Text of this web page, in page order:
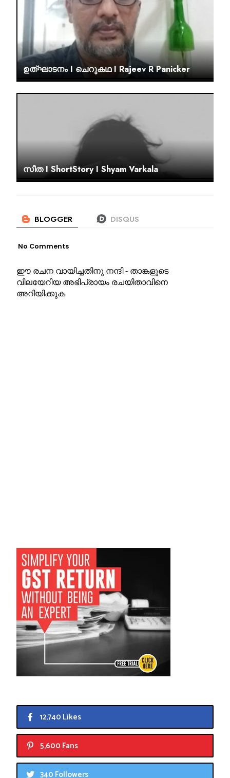
ഉത്ഘാടനം I ചെറുകഥ I Rajeev R Panicker
സീത I ShortStory I Shyam Varkala
No Comments
ഈ രചന വായിച്ചതിനു നന്ദി - താങ്കളുടെ
വിലയേറിയ അഭിപ്രായം രചയിതാവിനെ
അറിയിക്കുക
12,740 Likes
5,600 Fans
340 Followers